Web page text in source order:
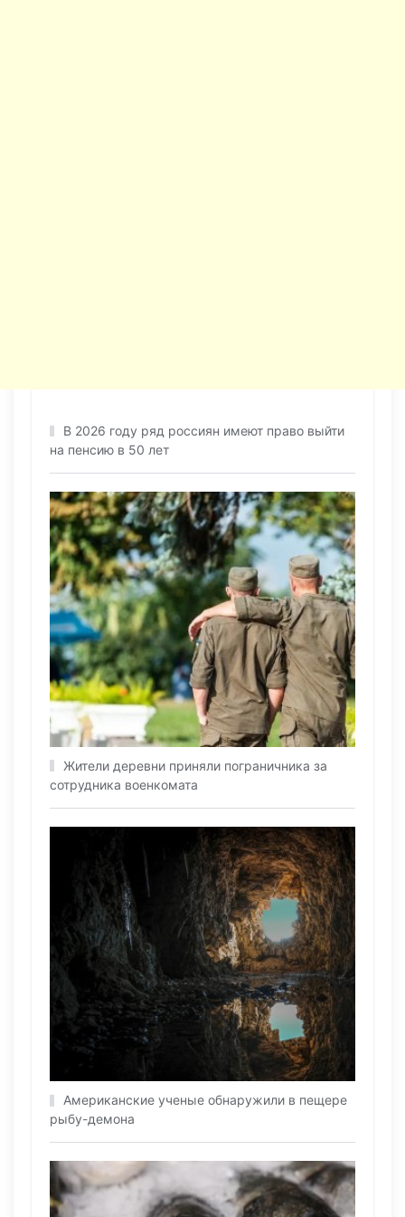
В 2026 году ряд россиян имеют право выйти
на пенсию в 50 лет
Жители деревни приняли пограничника за
сотрудника военкомата
Американские ученые обнаружили в пещере
рыбу-демона